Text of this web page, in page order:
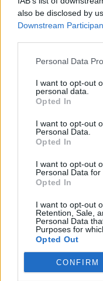
also be disclosed by
Downstream
Personal Data
I want to opt-out
personal data.
Opted In
I want to opt-out
Personal Data.
Opted In
I want to opt-out
Personal Data for
Opted In
I want to opt-out
Retention, Sale,
Personal Data
Purposes for
Opted Out
CONFIRM
Valeras, Las
Tipo dePrecio
Gasolina 98 0,00€
0,00€
Bio diesel 0,00€
Estado del
Alfafar
Actualmente no hay
según la dirección
Estado del
Valeras, Las